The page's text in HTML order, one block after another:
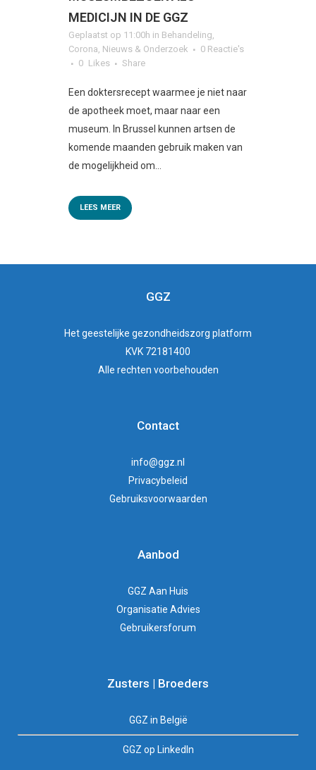
MEDICIJN IN DE GGZ
Geplaatst op 11:00h in Behandeling
Corona Nieuws & Onderzoek
0 Reactie's
0 Likes Share
Een doktersrecept waarmee je niet naar
de apotheek moet, maar naar een
museum. In Brussel kunnen artsen de
komende maanden gebruik maken van
de mogelijkheid om...
LEES MEER
GGZ
Hetgeestelijke gezondheidszorg platform
KVK 72181400
Alle rechten voorbehouden
Contact
info@ggz.nl
Privacybeleid
Gebruiksvoorwaarden
Aanbod
GGZ Aan Huis
Organisatie Advies
Gebruikersforum
Zusters | Broeders
GGZ in België
GGZ op LinkedIn